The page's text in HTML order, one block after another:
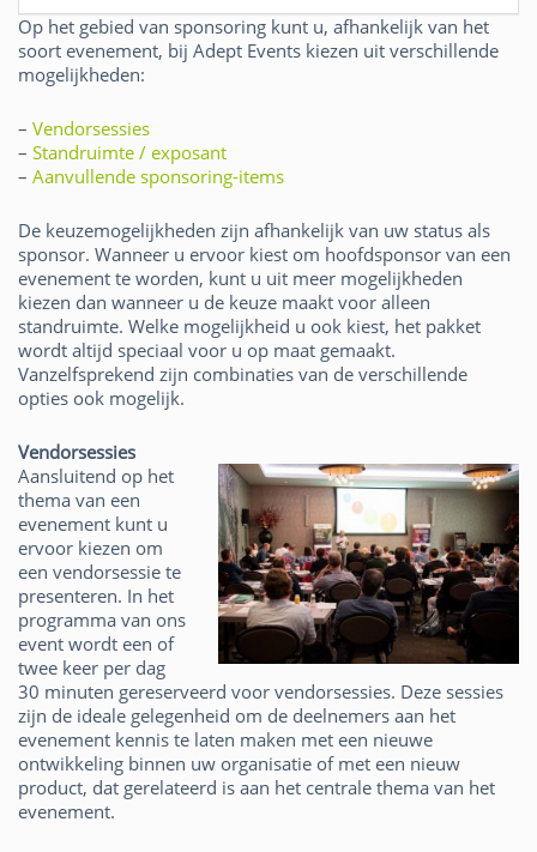
Op het gebied van sponsoring kunt u, afhankelijk van het
soort evenement, bij Adept Events kiezen uit verschillende
mogelijkheden:
– Vendorsessies
– Standruimte / exposant
– Aanvullende sponsoring-items
De keuzemogelijkheden zijn afhankelijk van uw status als
sponsor. Wanneer u ervoor kiest om hoofdsponsor van een
evenement te worden, kunt u uit meer mogelijkheden
kiezen dan wanneer u de keuze maakt voor alleen
standruimte. Welke mogelijkheid u ook kiest, het pakket
wordt altijd speciaal voor u op maat gemaakt.
Vanzelfsprekend zijn combinaties van de verschillende
opties ook mogelijk.
Vendorsessies
Aansluitend op het
thema van een
evenement kunt u
ervoor kiezen om
een vendorsessie te
presenteren. In het
programma van ons
event wordt een of
twee keer per dag
30 minuten gereserveerd voor vendorsessies. Deze sessies
zijn de ideale gelegenheid om de deelnemers aan het
evenement kennis te laten maken met een nieuwe
ontwikkeling binnen uw organisatie of met een nieuw
product, dat gerelateerd is aan het centrale thema van het
evenement.